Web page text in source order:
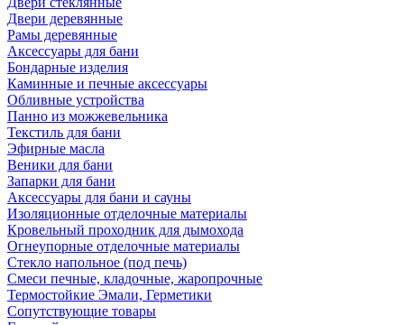
Двери деревянные
Рамы деревянные
Аксессуары для бани
Бондарные изделия
Каминные и печные аксессуары
Обливные устройства
Панно из можжевельника
Текстиль для бани
Эфирные масла
Веники для бани
Запарки для бани
Аксессуары для бани и сауны
Изоляционные отделочные материалы
Кровельный проходник для дымохода
Огнеупорные отделочные материалы
Стекло напольное (под печь)
Смеси печные, кладочные, жаропрочные
Термостойкие Эмали, Герметики
Сопутствующие товары